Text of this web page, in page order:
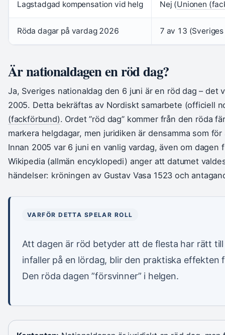
Lagstadgad kompensation vid helg Nej (Unionen
Röda dagar på vardag 2026 7 av 13
Är nationaldagen en röd dag?
Ja, Sveriges nationaldag den 6 juni är en röd dag – det
2005. Detta bekräftas av Nordiskt samarbete (officiell
(fackförbund). Ordet ”röd dag” kommer från den röda
markera helgdagar, men juridiken är densamma som
Innan 2005 var 6 juni en vanlig vardag, även om dagen
Wikipedia (allmän encyklopedi) anger att datumet
händelser: kröningen av Gustav Vasa 1523 och
VARFÖR DETTA SPELAR ROLL
Att dagen är röd betyder att de flesta har rätt
infaller på en lördag, blir den praktiska effekten
Den röda dagen ”försvinner” i helgen.